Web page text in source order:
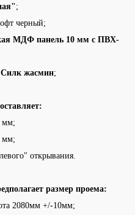
;
черный;
МДФ панель 10 мм с ПВХ-
Силк жасмин;
мм;
мм;
открывания.
размер проема:
2080мм +/-10мм;